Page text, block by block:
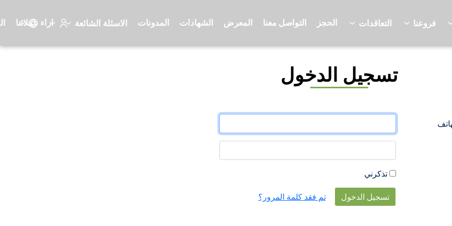
فروعنا التعاقدات الحجز التواصل معنا المعرض الشهادات المدونات الاسئلة الشائعة اراء عملائنا
تسجيل الدخول
تذكرني
تسجيل الدخول تم فقد كلمة المرور؟